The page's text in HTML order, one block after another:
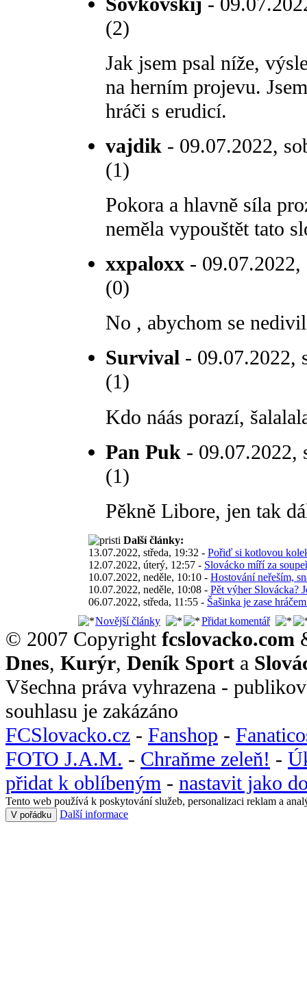
(2)
Jak jsem psal níže,
na herním projevu.
hráči s erudicí.
vajdik - 09.07.2022,
(1)
Pokora a hlavně síla
neměla vypouštět tato
xxpaloxx - 09.07.2022,
(0)
No , abychom se
Survival - 09.07.2022,
(1)
Kdo náás porazí,
Pan Puk - 09.07.2022,
(1)
Pěkně Libore, jen tak
Další články:
13.07.2022, středa, 19:32 - Pořiď si kotlovou
12.07.2022, úterý, 12:57 - Slovácko míří za
10.07.2022, neděle, 10:10 - Hostování neřeším,
10.07.2022, neděle, 10:08 - Pět výher Slovácka?
06.07.2022, středa, 11:55 - Šašinka je zase
Novější články
Přidat komentář
© 2007 Copyright fcslovacko.com
Dnes, Kurýr, Deník Sport a
Všechna práva vyhrazena -
souhlasu je zakázáno
FCSlovacko.cz - Fanshop -
FOTO J.A.M. - Chraňme zeleň! -
přidat k oblíbeným - nastavit jako
Tento web používá k poskytování služeb, personalizaci reklam a
V pořádku Další informace